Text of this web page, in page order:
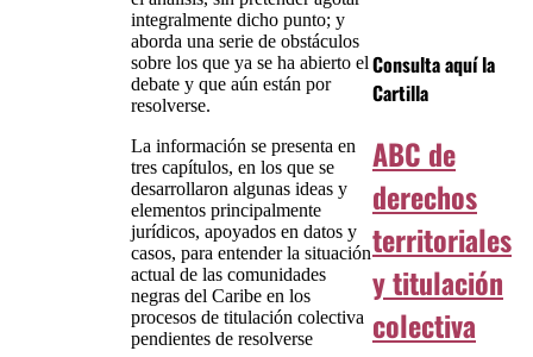
integralmente dicho punto; y
aborda una serie de obstáculos
sobre los que ya se ha abierto el
debate y que aún están por
resolverse.
La información se presenta en
tres capítulos, en los que se
desarrollaron algunas ideas y
elementos principalmente
jurídicos, apoyados en datos y
casos, para entender la situación
actual de las comunidades
negras del Caribe en los
procesos de titulación colectiva
pendientes de resolverse
Consulta aquí la
Cartilla
ABC de
derechos
territoriales
y titulación
colectiva